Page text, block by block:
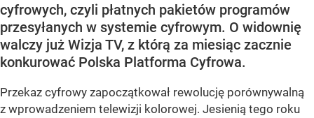
cyfrowych, czyli płatnych pakietów programów
przesyłanych w systemie cyfrowym. O widownię
walczy już Wizja TV, z którą za miesiąc zacznie
konkurować Polska Platforma Cyfrowa.
Przekaz cyfrowy zapoczątkował rewolucję porównywalną
z wprowadzeniem telewizji kolorowej. Jesienią tego roku